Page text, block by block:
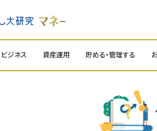
ビジネス 資産運用 貯める・管理する